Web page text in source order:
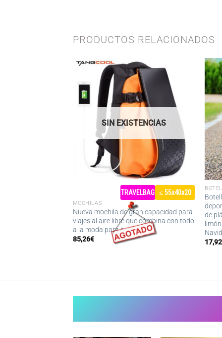
PRODUCTOS RELACIONADOS
SIN EXISTENCIAS
TRAVELBAG ≤ 55x40x20
MOCHILAS
Nueva mochila de gran capacidad para
viajes al aire libre que combina con todo
a la moda para hombres
85,26€
de
17,92